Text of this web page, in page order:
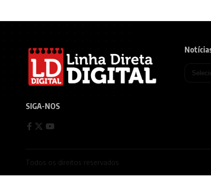
SIGA-NOS
Todos os direitos reservados